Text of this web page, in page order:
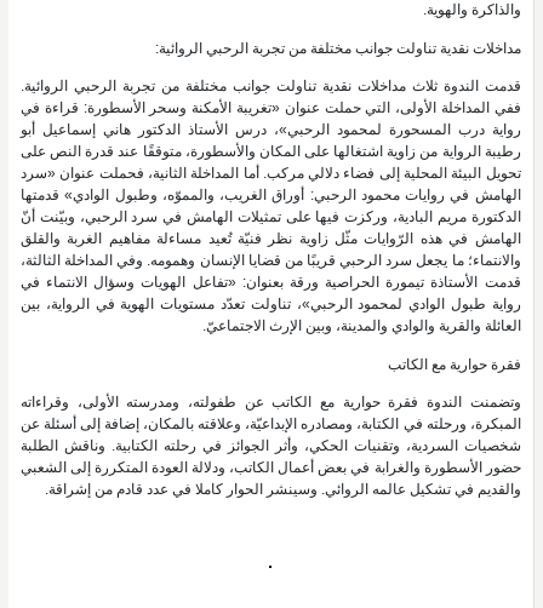
والذاكرة والهوية.
مداخلات نقدية تناولت جوانب مختلفة من تجربة الرحبي الروائية:
قدمت الندوة ثلاث مداخلات نقدية تناولت جوانب مختلفة من تجربة الرحبي الروائية.
ففي المداخلة الأولى، التي حملت عنوان «تغريبة الأمكنة وسحر الأسطورة: قراءة في
رواية درب المسحورة لمحمود الرحبي»، درس الأستاذ الدكتور هاني إسماعيل أبو
رطيبة الرواية من زاوية اشتغالها على المكان والأسطورة، متوقفًا عند قدرة النص على
تحويل البيئة المحلية إلى فضاء دلالي مركب. أما المداخلة الثانية، فحملت عنوان «سرد
الهامش في روايات محمود الرحبي: أوراق الغريب، والمموّه، وطبول الوادي» قدمتها
الدكتورة مريم البادية، وركزت فيها على تمثيلات الهامش في سرد الرحبي، وبيّنت أنّ
الهامش في هذه الرّوايات مثّل زاوية نظر فنيّة تُعيد مساءلة مفاهيم الغربة والقلق
والانتماء؛ ما يجعل سرد الرحبي قريبًا من قضايا الإنسان وهمومه. وفي المداخلة الثالثة،
قدمت الأستاذة تيمورة الحراصية ورقة بعنوان: «تفاعل الهويات وسؤال الانتماء في
رواية طبول الوادي لمحمود الرحبي»، تناولت تعدّد مستويات الهوية في الرواية، بين
العائلة والقرية والوادي والمدينة، وبين الإرث الاجتماعيّ.
فقرة حوارية مع الكاتب
وتضمنت الندوة فقرة حوارية مع الكاتب عن طفولته، ومدرسته الأولى، وقراءاته
المبكرة، ورحلته في الكتابة، ومصادره الإبداعيّة، وعلاقته بالمكان، إضافة إلى أسئلة عن
شخصيات السردية، وتقنيات الحكي، وأثر الجوائز في رحلته الكتابية. وناقش الطلبة
حضور الأسطورة والغرابة في بعض أعمال الكاتب، ودلالة العودة المتكررة إلى الشعبي
والقديم في تشكيل عالمه الروائي. وسينشر الحوار كاملا في عدد قادم من إشراقة.